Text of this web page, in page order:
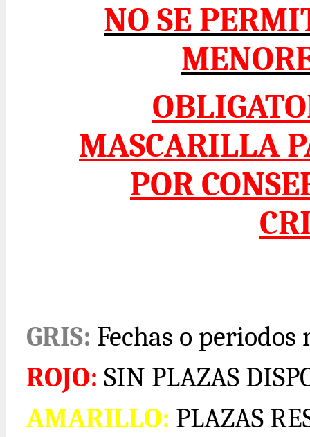
NO SE
MASCARILLA
POR
GRIS: Fechas o
ROJO: SIN PLAZAS
AMARILLO: PLAZAS